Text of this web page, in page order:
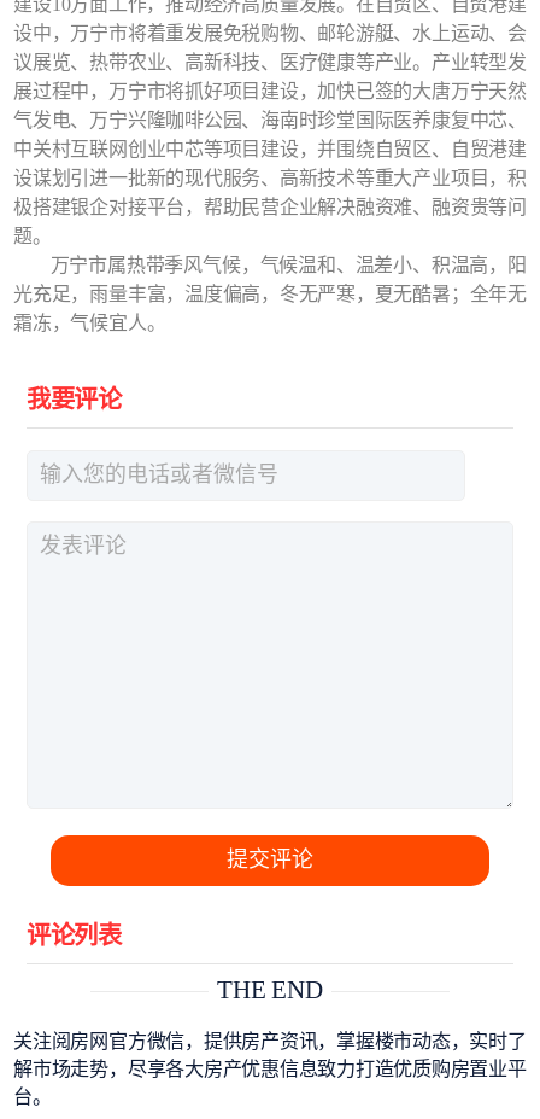
建设10方面工作，推动经济高质量发展。在自贸区、自贸港建
设中，万宁市将着重发展免税购物、邮轮游艇、水上运动、会
议展览、热带农业、高新科技、医疗健康等产业。产业转型发
展过程中，万宁市将抓好项目建设，加快已签的大唐万宁天然
气发电、万宁兴隆咖啡公园、海南时珍堂国际医养康复中芯、
中关村互联网创业中芯等项目建设，并围绕自贸区、自贸港建
设谋划引进一批新的现代服务、高新技术等重大产业项目，积
极搭建银企对接平台，帮助民营企业解决融资难、融资贵等问
题。
万宁市属热带季风气候，气候温和、温差小、积温高，阳
光充足，雨量丰富，温度偏高，冬无严寒，夏无酷暑；全年无
霜冻，气候宜人。
我要评论
提交评论
评论列表
THE END
关注阅房网官方微信，提供房产资讯，掌握楼市动态，实时了
解市场走势，尽享各大房产优惠信息致力打造优质购房置业平
台。